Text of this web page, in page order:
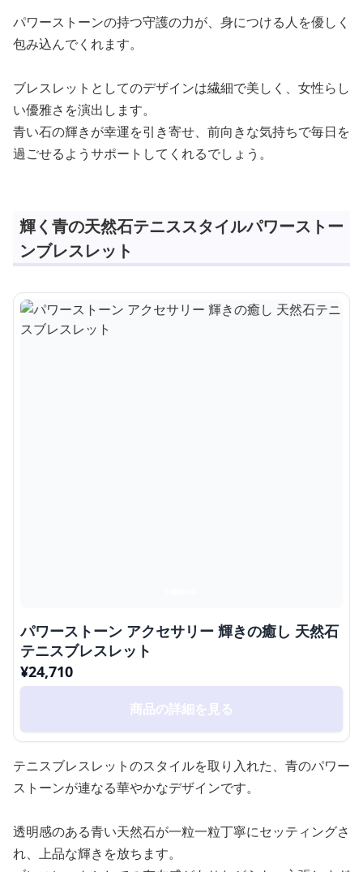
パワーストーンの持つ守護の力が、身につける人を優しく
包み込んでくれます。
ブレスレットとしてのデザインは繊細で美しく、女性らし
い優雅さを演出します。
青い石の輝きが幸運を引き寄せ、前向きな気持ちで毎日を
過ごせるようサポートしてくれるでしょう。
輝く青の天然石テニススタイルパワーストー
ンブレスレット
パワーストーン アクセサリー 輝きの癒し 天然石
テニスブレスレット
¥24,710
商品の詳細を見る
テニスブレスレットのスタイルを取り入れた、青のパワー
ストーンが連なる華やかなデザインです。
透明感のある青い天然石が一粒一粒丁寧にセッティングさ
れ、上品な輝きを放ちます。